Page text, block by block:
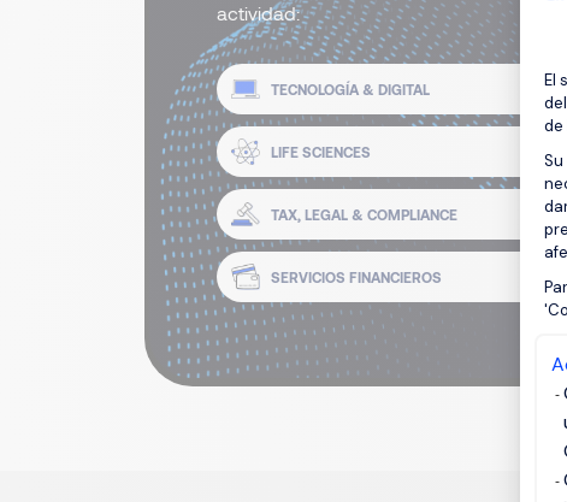
El
de
actividad:
TECNOLOGÍA & DIGITAL
LIFE SCIENCES
TAX, LEGAL & COMPLIANCE
SERVICIOS FINANCIEROS